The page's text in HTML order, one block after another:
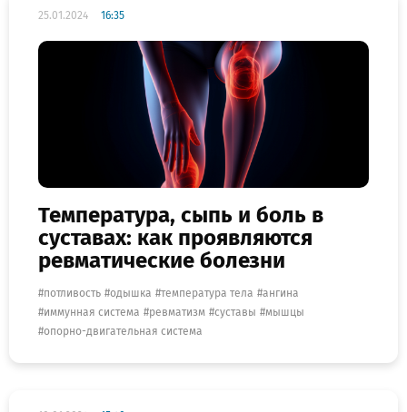
25.01.2024 16:35
Температура, сыпь и боль в
суставах: как проявляются
ревматические болезни
потливость одышка температура тела
ангина
иммунная система
ревматизм суставы
мышцы
опорно-двигательная система